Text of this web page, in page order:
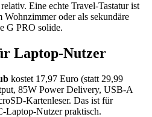
Eine echte Travel-Tastatur ist
oder als sekundäre
G PRO solide.
Laptop-Nutzer
kostet 17,97 Euro (statt 29,99
85W Power Delivery, USB-A
Kartenleser. Das ist für
Laptop-Nutzer praktisch.